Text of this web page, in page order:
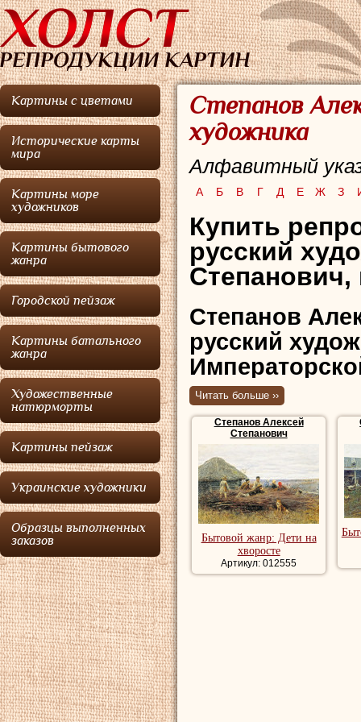
Картины с цветами
Исторические карты
мира
Картины море
художников
Картины бытового
жанра
Городской пейзаж
Картины батального
жанра
Художественные
натюрморты
Картины пейзаж
Украинские художники
Образцы выполненных
заказов
Степанов
художника
Алфавитный
А Б В Г Д Е Ж З
Купить
русский
Степанович,
Степанов
русский
выставок,
художников".
Степанов
потомственного
участника
раннем
устраивает в
Читать больше ››
Степанов Алексей
Степанович
Бытовой жанр: Дети на
хворосте
Артикул: 012555